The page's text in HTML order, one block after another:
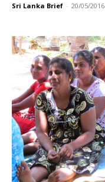
Sri Lanka Brief - 20/05/2016